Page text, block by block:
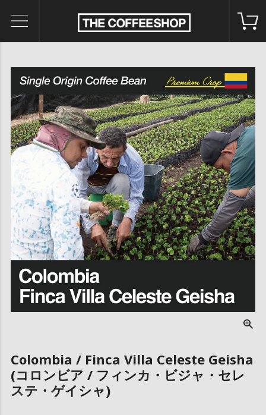
Colombia / Finca Villa Celeste Geisha
(コロンビア / フィンカ・ビジャ・セレ
ステ・ゲイシャ)